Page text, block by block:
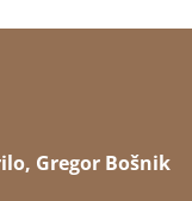
Gregor Bošnik